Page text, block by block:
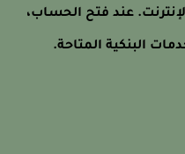
عند فتح الحساب،
البنكية المتاحة.